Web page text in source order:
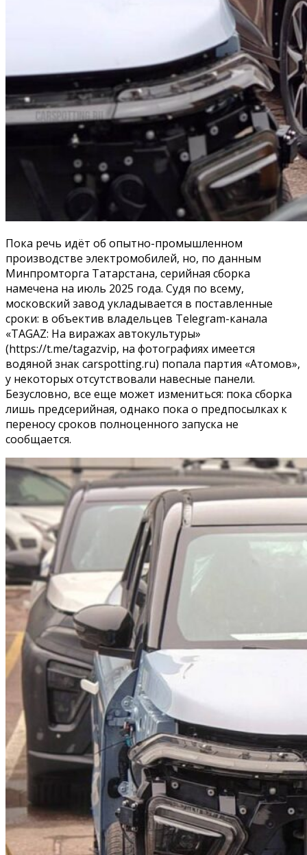
Пока речь идёт об опытно-промышленном
производстве электромобилей, но, по данным
Минпромторга Татарстана, серийная сборка
намечена на июль 2025 года. Судя по всему,
московский завод укладывается в поставленные
сроки: в объектив владельцев Telegram-канала
«TAGAZ: На виражах автокультуры»
(https://t.me/tagazvip, на фотографиях имеется
водяной знак carspotting.ru) попала партия «Атомов»,
у некоторых отсутствовали навесные панели.
Безусловно, все еще может измениться: пока сборка
лишь предсерийная, однако пока о предпосылках к
переносу сроков полноценного запуска не
сообщается.